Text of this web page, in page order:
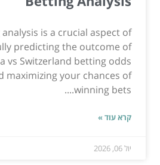
is a crucial aspect of
predicting the outcome of
vs Switzerland betting odds
maximizing your chances of
winning bets....
קרא עוד »
יול 06, 2026